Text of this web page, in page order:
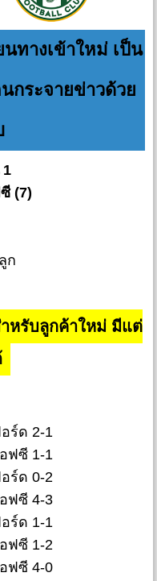
นทางเข้าใหม่ เป็น
กระจายข่าวด้วย
1
(7)
ก
หรับลูกค้าใหม่ มีแต่
ร์ด 2-1
ฟซี 1-1
ร์ด 0-2
ฟซี 4-3
ร์ด 1-1
ฟซี 1-2
ฟซี 4-0